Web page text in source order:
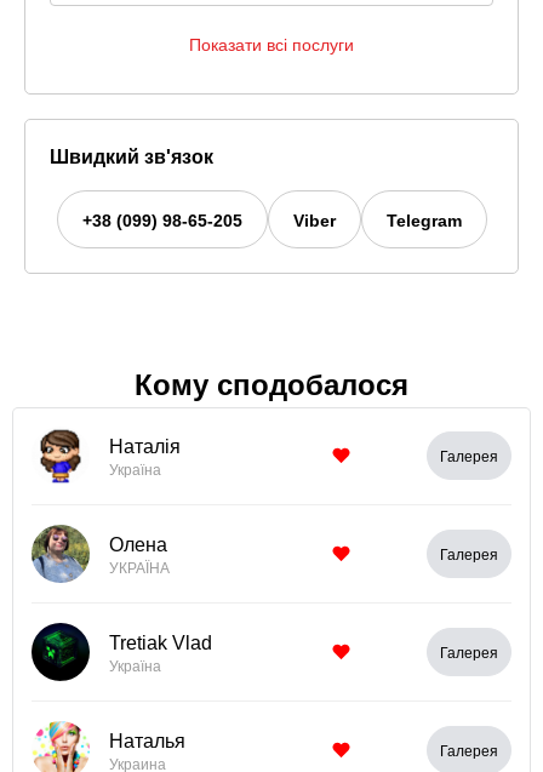
Показати всі послуги
Швидкий зв'язок
+38 (099) 98-65-205 Viber Telegram
Кому сподобалося
Наталія
Україна
Галерея
Олена
УКРАЇНА
Галерея
Tretiak Vlad
Україна
Галерея
Наталья
Украина
Галерея